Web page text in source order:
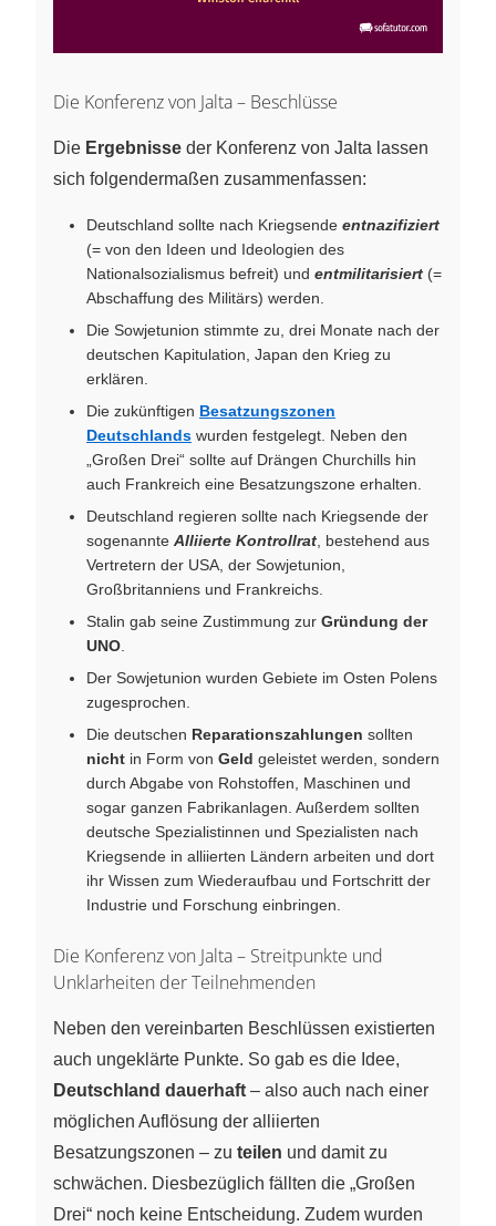
Die Konferenz von Jalta – Beschlüsse
Die Ergebnisse der Konferenz von Jalta lassen
sich folgendermaßen zusammenfassen:
Deutschland sollte nach Kriegsende entnazifiziert
(= von den Ideen und Ideologien des
Nationalsozialismus befreit) und entmilitarisiert (=
Abschaffung des Militärs) werden.
Die Sowjetunion stimmte zu, drei Monate nach der
deutschen Kapitulation, Japan den Krieg zu
erklären.
Die zukünftigen Besatzungszonen
Deutschlands wurden festgelegt. Neben den
„Großen Drei“ sollte auf Drängen Churchills hin
auch Frankreich eine Besatzungszone erhalten.
Deutschland regieren sollte nach Kriegsende der
sogenannte Alliierte Kontrollrat , bestehend aus
Vertretern der USA, der Sowjetunion,
Großbritanniens und Frankreichs.
Stalin gab seine Zustimmung zur Gründung der
UNO
Der Sowjetunion wurden Gebiete im Osten Polens
zugesprochen.
Die deutschen Reparationszahlungen sollten
nicht in Form von Geld geleistet werden, sondern
durch Abgabe von Rohstoffen, Maschinen und
sogar ganzen Fabrikanlagen. Außerdem sollten
deutsche Spezialistinnen und Spezialisten nach
Kriegsende in alliierten Ländern arbeiten und dort
ihr Wissen zum Wiederaufbau und Fortschritt der
Industrie und Forschung einbringen.
Die Konferenz von Jalta – Streitpunkte und
Unklarheiten der Teilnehmenden
Neben den vereinbarten Beschlüssen existierten
auch ungeklärte Punkte. So gab es die Idee,
Deutschland dauerhaft – also auch nach einer
möglichen Auflösung der alliierten
Besatzungszonen – zu teilen und damit zu
schwächen. Diesbezüglich fällten die „Großen
Drei“ noch keine Entscheidung. Zudem wurden